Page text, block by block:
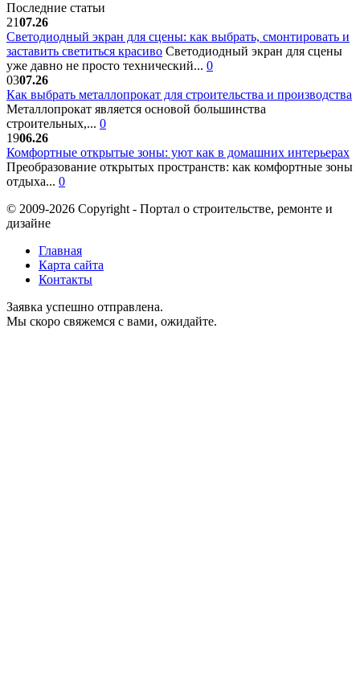
Последние статьи
2107.26
Светодиодный экран для сцены: как выбрать, смонтировать и
заставить светиться красиво Светодиодный экран для сцены
уже давно не просто технический... 0
0307.26
Как выбрать металлопрокат для строительства и производства
Металлопрокат является основой большинства
строительных,... 0
1906.26
Комфортные открытые зоны: уют как в домашних интерьерах
Преобразование открытых пространств: как комфортные зоны
отдыха... 0
© 2009-2026 Copyright - Портал о строительстве, ремонте и
дизайне
Главная
Карта сайта
Контакты
Заявка успешно отправлена.
Мы скоро свяжемся с вами, ожидайте.